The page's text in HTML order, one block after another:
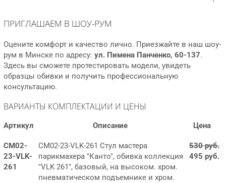
ПРИГЛАШАЕМ В ШОУ-РУМ
Оцените комфорт и качество лично. Приезжайте в наш шоу-
рум в Минске по адресу: ул. Пимена Панченко, 60-137.
Здесь вы сможете протестировать модели, увидеть
образцы обивки и получить профессиональную
консультацию.
ВАРИАНТЫ КОМПЛЕКТАЦИИ И ЦЕНЫ
Артикул Описание Цена
СМ02-
23-VLK-
261
СМ02-23-VLK-261 Стул мастера
парикмахера "Канто", обивка коллекция
"VLK 261", базовый, на высоком. хром.
пневматическом подъемнике и хром.
530 руб.
495 руб.